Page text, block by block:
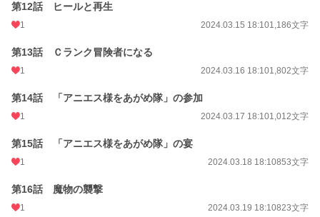
第12話 ヒールと再生
1 2024.03.15 18:101,186文字
第13話 Ｃランク冒険者になる
1 2024.03.16 18:101,802文字
第14話 「アニエス様をあがめ隊」の参加
1 2024.03.17 18:101,012文字
第15話 「アニエス様をあがめ隊」の宴
1 2024.03.18 18:10853文字
第16話 魔物の襲撃
1 2024.03.19 18:10823文字